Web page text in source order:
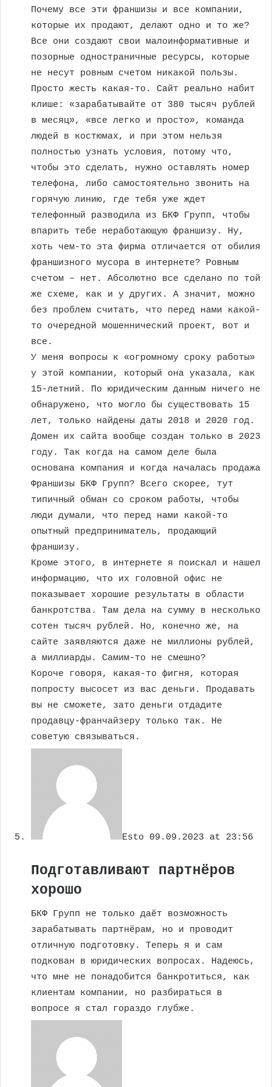
Почему все эти франшизы и все компании,
которые их продают, делают одно и то же?
Все они создают свои малоинформативные и
позорные одностраничные ресурсы, которые
не несут ровным счетом никакой пользы.
Просто жесть какая-то. Сайт реально набит
клише: «зарабатывайте от 380 тысяч рублей
в месяц», «все легко и просто», команда
людей в костюмах, и при этом нельзя
полностью узнать условия, потому что,
чтобы это сделать, нужно оставлять номер
телефона, либо самостоятельно звонить на
горячую линию, где тебя уже ждет
телефонный разводила из БКФ Групп, чтобы
впарить тебе неработающую франшизу. Ну,
хоть чем-то эта фирма отличается от обилия
франшизного мусора в интернете? Ровным
счетом – нет. Абсолютно все сделано по той
же схеме, как и у других. А значит, можно
без проблем считать, что перед нами какой-
то очередной мошеннический проект, вот и
все.
У меня вопросы к «огромному сроку работы»
у этой компании, который она указала, как
15-летний. По юридическим данным ничего не
обнаружено, что могло бы существовать 15
лет, только найдены даты 2018 и 2020 год.
Домен их сайта вообще создан только в 2023
году. Так когда на самом деле была
основана компания и когда началась продажа
Франшизы БКФ Групп? Всего скорее, тут
типичный обман со сроком работы, чтобы
люди думали, что перед нами какой-то
опытный предприниматель, продающий
франшизу.
Кроме этого, в интернете я поискал и нашел
информацию, что их головной офис не
показывает хорошие результаты в области
банкротства. Там дела на сумму в несколько
сотен тысяч рублей. Но, конечно же, на
сайте заявляются даже не миллионы рублей,
а миллиарды. Самим-то не смешно?
Короче говоря, какая-то фигня, которая
попросту высосет из вас деньги. Продавать
вы не сможете, зато деньги отдадите
продавцу-франчайзеру только так. Не
советую связываться.
Esto 09.09.2023 at 23:56
Подготавливают партнёров
хорошо
БКФ Групп не только даёт возможность
зарабатывать партнёрам, но и проводит
отличную подготовку. Теперь я и сам
подкован в юридических вопросах. Надеюсь,
что мне не понадобится банкротиться, как
клиентам компании, но разбираться в
вопросе я стал гораздо глубже.